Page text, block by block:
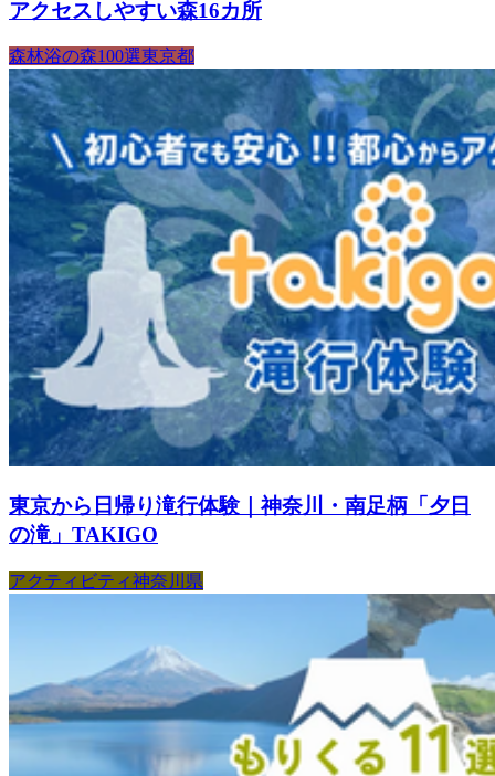
アクセスしやすい森16カ所
森林浴の森100選東京都
東京から日帰り滝行体験｜神奈川・南足柄「夕日
の滝」TAKIGO
アクティビティ神奈川県